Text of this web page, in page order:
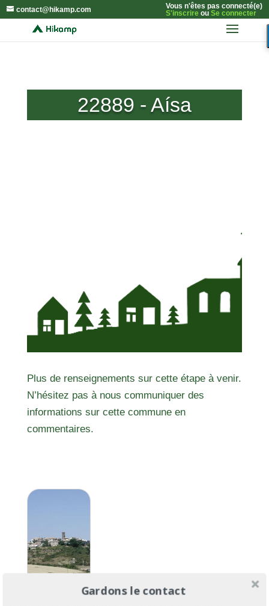
contact@hikamp.com
Vous n'êtes pas connecté(e)
S'inscrireou Se connecter
22889 - Aísa
Plus de renseignements sur cette étape à venir.
N’hésitez pas à nous communiquer des
informations sur cette commune en
commentaires.
Aragonés
Gardons le contact